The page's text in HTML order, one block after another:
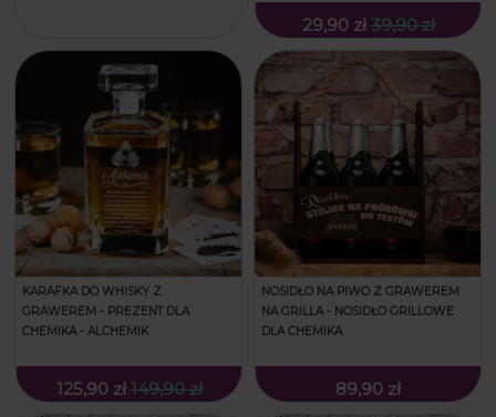
29,90 zł 39,90 zł
KARAFKA DO WHISKY Z
GRAWEREM - PREZENT DLA
CHEMIKA - ALCHEMIK
125,90 zł 149,90 zł
NOSIDŁO NA PIWO Z GRAWEREM
NA GRILLA - NOSIDŁO GRILLOWE
DLA CHEMIKA
89,90 zł